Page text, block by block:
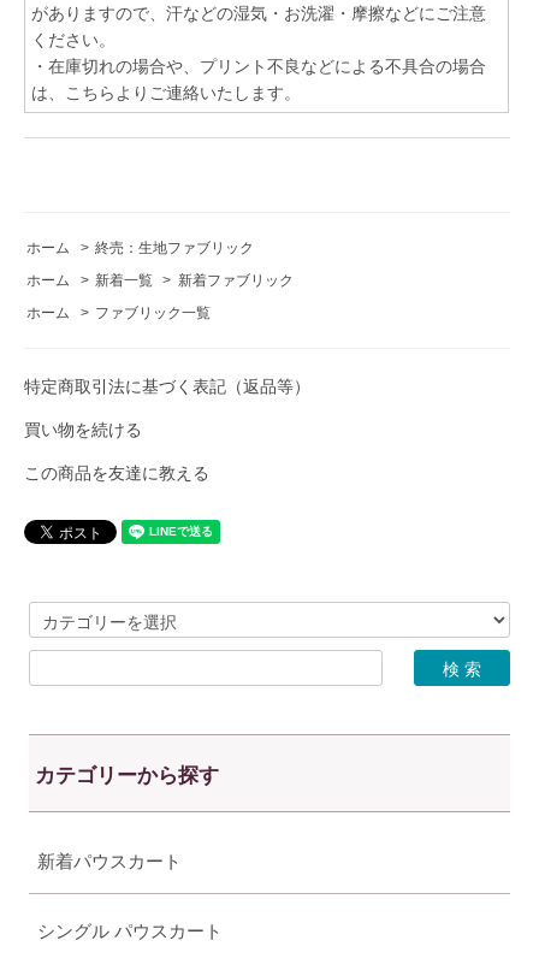
がありますので、汗などの湿気・お洗濯・摩擦などにご注意
ください。
・在庫切れの場合や、プリント不良などによる不具合の場合
は、こちらよりご連絡いたします。
ホーム > 終売：生地ファブリック
ホーム
> 新着一覧 > 新着ファブリック
ホーム
> ファブリック一覧
特定商取引法に基づく表記（返品等）
買い物を続ける
この商品を友達に教える
カテゴリーから探す
新着パウスカート
シングル パウスカート